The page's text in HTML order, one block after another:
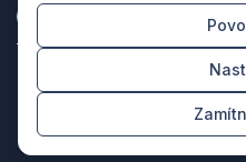
Zásady zpracování
Nastavení cookies
Režiséři designu &